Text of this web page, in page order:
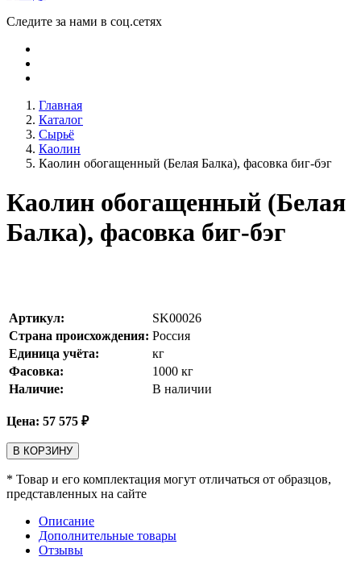
Следите за нами в соц.сетях
Главная
Каталог
Сырьё
Каолин
Каолин обогащенный (Белая Балка), фасовка биг-бэг
Каолин обогащенный (Белая
Балка), фасовка биг-бэг
Артикул:
SK00026
Страна происхождения: Россия
Единица учёта:
кг
Фасовка:
1000 кг
Наличие:
В наличии
Цена: 57 575 ₽
В КОРЗИНУ
* Товар и его комплектация могут отличаться от образцов,
представленных на сайте
Описание
Дополнительные товары
Отзывы